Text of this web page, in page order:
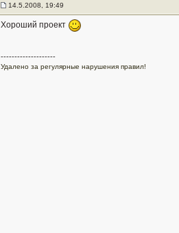
14.5.2008, 19:49
Хороший проект
--------------------
Удалено за регулярные нарушения правил!